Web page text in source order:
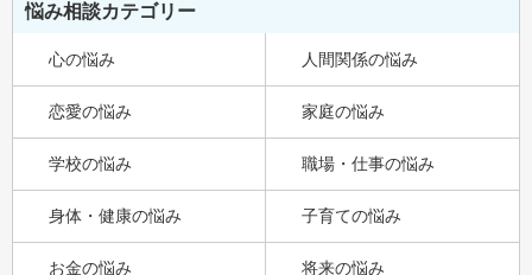
悩み相談カテゴリー
心の悩み 人間関係の悩み
恋愛の悩み 家庭の悩み
学校の悩み 職場・仕事の悩み
身体・健康の悩み 子育ての悩み
お金の悩み 将来の悩み